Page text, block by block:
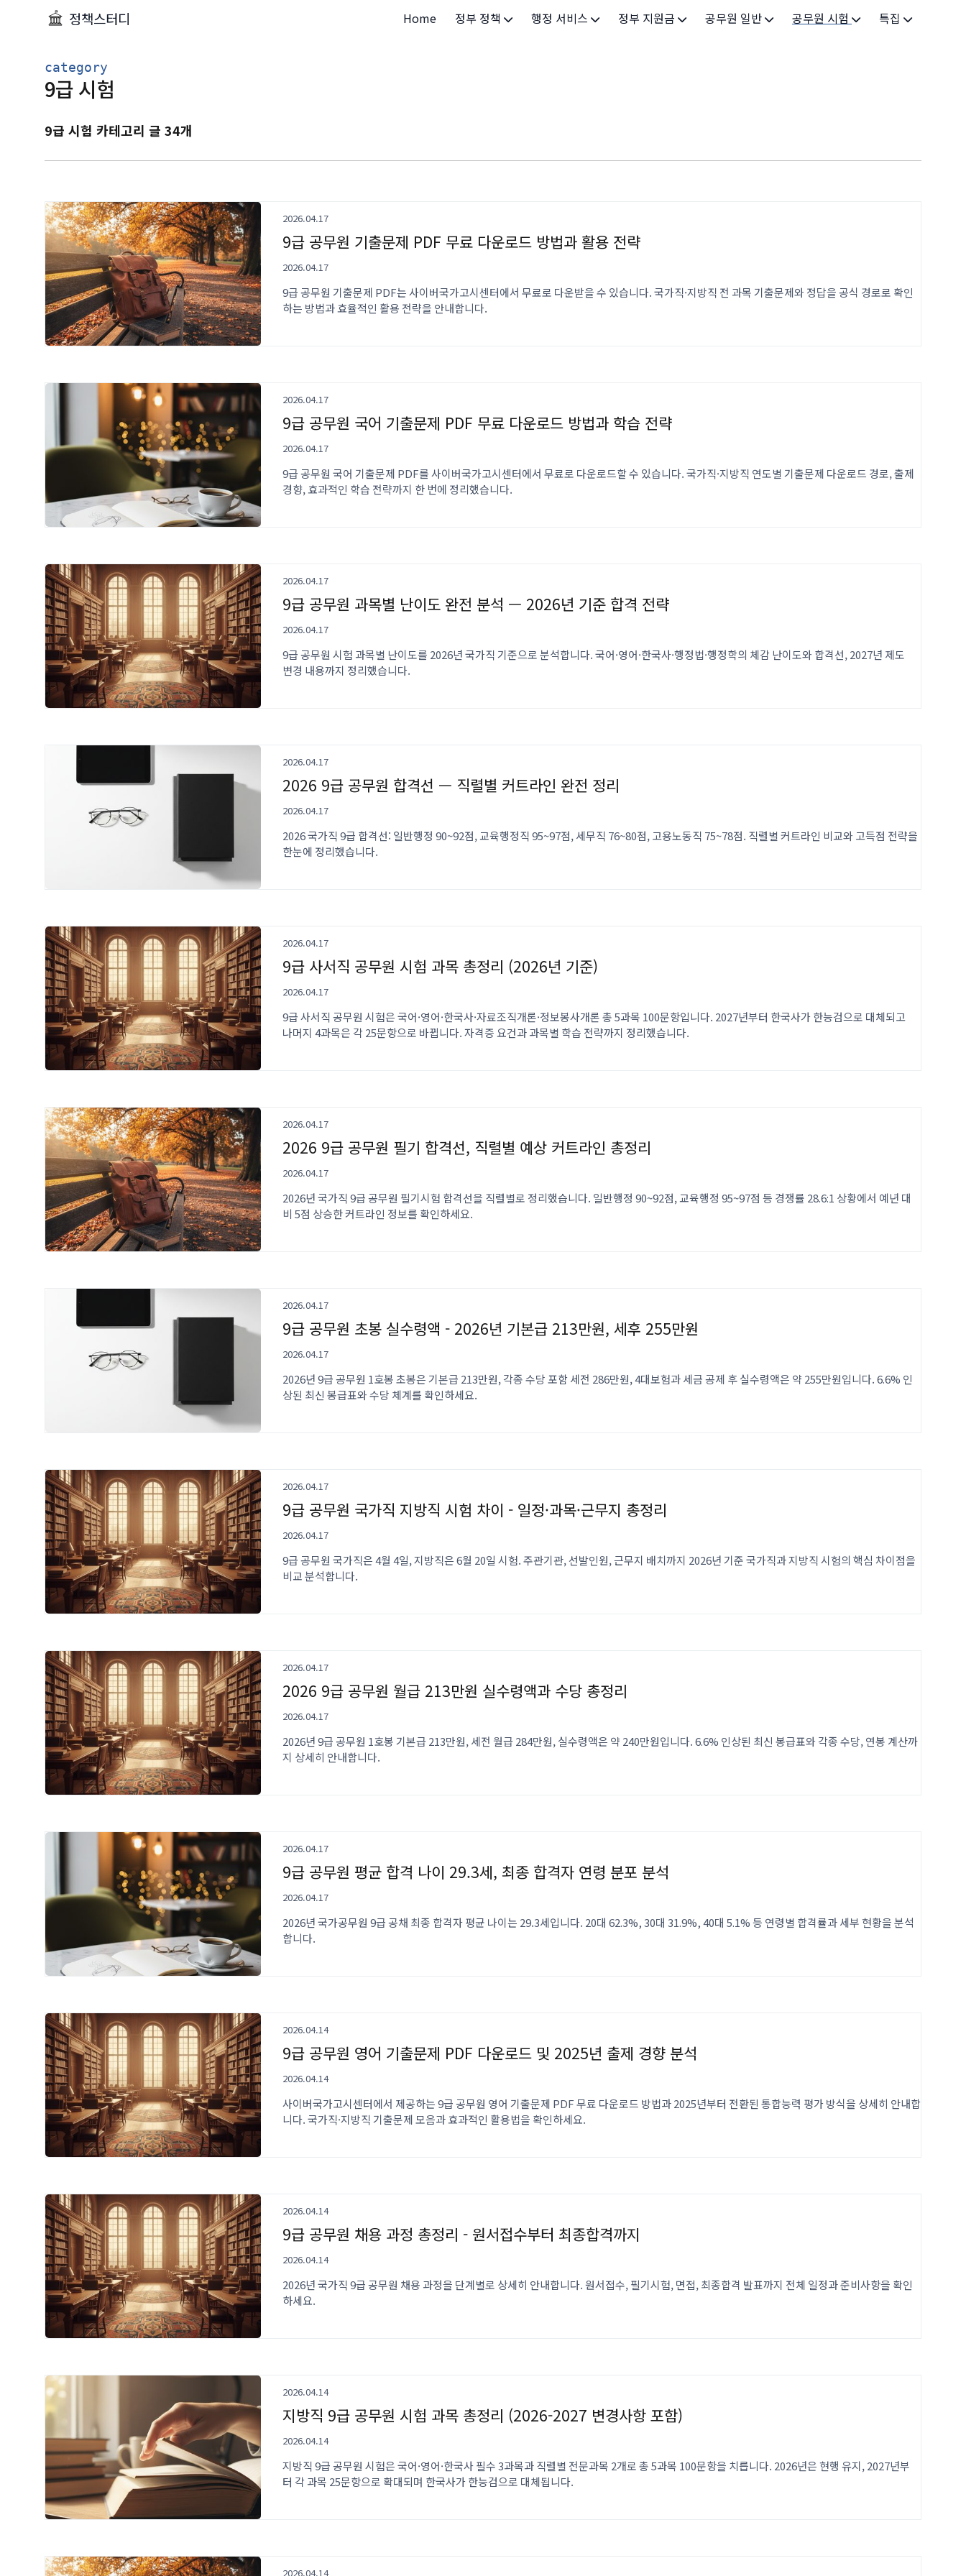
정책스터디 Home 정부 정책 행정 서비스
기타 서비스
정부 지원금
건강/의료
공무원 일반 공무원 시험 특집
category
9급 시험
9급 시험 카테고리 글 34개
2026.04.17
9급 공무원 기출문제 PDF 무료 다운로드 방법과 활용 전략
2026.04.17
9급 공무원 기출문제 PDF는 사이버국가고시센터에서 무료로 다운받을 수 있습니다. 국가직·지방직 전 과목 기출문제와 정답을 공식 경로로 확인
하는 방법과 효율적인 활용 전략을 안내합니다.
2026.04.17
9급 공무원 국어 기출문제 PDF 무료 다운로드 방법과 학습 전략
2026.04.17
9급 공무원 국어 기출문제 PDF를 사이버국가고시센터에서 무료로 다운로드할 수 있습니다. 국가직·지방직 연도별 기출문제 다운로드 경로, 출제
경향, 효과적인 학습 전략까지 한 번에 정리했습니다.
2026.04.17
9급 공무원 과목별 난이도 완전 분석 — 2026년 기준 합격 전략
2026.04.17
9급 공무원 시험 과목별 난이도를 2026년 국가직 기준으로 분석합니다. 국어·영어·한국사·행정법·행정학의 체감 난이도와 합격선, 2027년 제도
변경 내용까지 정리했습니다.
2026.04.17
2026 9급 공무원 합격선 — 직렬별 커트라인 완전 정리
2026.04.17
2026 국가직 9급 합격선: 일반행정 90~92점, 교육행정직 95~97점, 세무직 76~80점, 고용노동직 75~78점. 직렬별 커트라인 비교와 고득점 전략을
한눈에 정리했습니다.
2026.04.17
9급 사서직 공무원 시험 과목 총정리 (2026년 기준)
2026.04.17
9급 사서직 공무원 시험은 국어·영어·한국사·자료조직개론·정보봉사개론 총 5과목 100문항입니다. 2027년부터 한국사가 한능검으로 대체되고
나머지 4과목은 각 25문항으로 바뀝니다. 자격증 요건과 과목별 학습 전략까지 정리했습니다.
2026.04.17
2026 9급 공무원 필기 합격선, 직렬별 예상 커트라인 총정리
2026.04.17
2026년 국가직 9급 공무원 필기시험 합격선을 직렬별로 정리했습니다. 일반행정 90~92점, 교육행정 95~97점 등 경쟁률 28.6:1 상황에서 예년 대
비 5점 상승한 커트라인 정보를 확인하세요.
2026.04.17
9급 공무원 초봉 실수령액 - 2026년 기본급 213만원, 세후 255만원
2026.04.17
2026년 9급 공무원 1호봉 초봉은 기본급 213만원, 각종 수당 포함 세전 286만원, 4대보험과 세금 공제 후 실수령액은 약 255만원입니다. 6.6% 인
상된 최신 봉급표와 수당 체계를 확인하세요.
2026.04.17
9급 공무원 국가직 지방직 시험 차이 - 일정·과목·근무지 총정리
2026.04.17
9급 공무원 국가직은 4월 4일, 지방직은 6월 20일 시험. 주관기관, 선발인원, 근무지 배치까지 2026년 기준 국가직과 지방직 시험의 핵심 차이점을
비교 분석합니다.
2026.04.17
2026 9급 공무원 월급 213만원 실수령액과 수당 총정리
2026.04.17
2026년 9급 공무원 1호봉 기본급 213만원, 세전 월급 284만원, 실수령액은 약 240만원입니다. 6.6% 인상된 최신 봉급표와 각종 수당, 연봉 계산까
지 상세히 안내합니다.
2026.04.17
9급 공무원 평균 합격 나이 29.3세, 최종 합격자 연령 분포 분석
2026.04.17
2026년 국가공무원 9급 공채 최종 합격자 평균 나이는 29.3세입니다. 20대 62.3%, 30대 31.9%, 40대 5.1% 등 연령별 합격률과 세부 현황을 분석
합니다.
2026.04.14
9급 공무원 영어 기출문제 PDF 다운로드 및 2025년 출제 경향 분석
2026.04.14
사이버국가고시센터에서 제공하는 9급 공무원 영어 기출문제 PDF 무료 다운로드 방법과 2025년부터 전환된 통합능력 평가 방식을 상세히 안내합
니다. 국가직·지방직 기출문제 모음과 효과적인 활용법을 확인하세요.
2026.04.14
9급 공무원 채용 과정 총정리 - 원서접수부터 최종합격까지
2026.04.14
2026년 국가직 9급 공무원 채용 과정을 단계별로 상세히 안내합니다. 원서접수, 필기시험, 면접, 최종합격 발표까지 전체 일정과 준비사항을 확인
하세요.
2026.04.14
지방직 9급 공무원 시험 과목 총정리 (2026-2027 변경사항 포함)
2026.04.14
지방직 9급 공무원 시험은 국어·영어·한국사 필수 3과목과 직렬별 전문과목 2개로 총 5과목 100문항을 치릅니다. 2026년은 현행 유지, 2027년부
터 각 과목 25문항으로 확대되며 한국사가 한능검으로 대체됩니다.
2026.04.14